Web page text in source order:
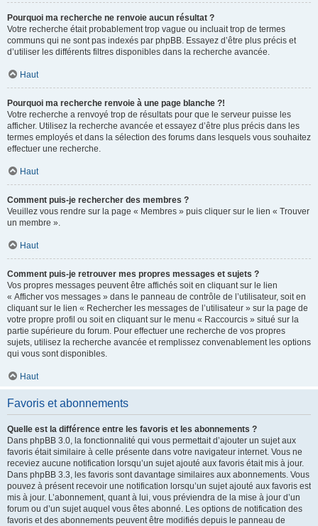
Pourquoi ma recherche ne renvoie aucun résultat ?
Votre recherche était probablement trop vague ou incluait trop de termes
communs qui ne sont pas indexés par phpBB. Essayez d’être plus précis et
d’utiliser les différents filtres disponibles dans la recherche avancée.
Haut
Pourquoi ma recherche renvoie à une page blanche ?!
Votre recherche a renvoyé trop de résultats pour que le serveur puisse les
afficher. Utilisez la recherche avancée et essayez d’être plus précis dans les
termes employés et dans la sélection des forums dans lesquels vous souhaitez
effectuer une recherche.
Haut
Comment puis-je rechercher des membres ?
Veuillez vous rendre sur la page « Membres » puis cliquer sur le lien « Trouver
un membre ».
Haut
Comment puis-je retrouver mes propres messages et sujets ?
Vos propres messages peuvent être affichés soit en cliquant sur le lien
« Afficher vos messages » dans le panneau de contrôle de l’utilisateur, soit en
cliquant sur le lien « Rechercher les messages de l’utilisateur » sur la page de
votre propre profil ou soit en cliquant sur le menu « Raccourcis » situé sur la
partie supérieure du forum. Pour effectuer une recherche de vos propres
sujets, utilisez la recherche avancée et remplissez convenablement les options
qui vous sont disponibles.
Haut
Favoris et abonnements
Quelle est la différence entre les favoris et les abonnements ?
Dans phpBB 3.0, la fonctionnalité qui vous permettait d’ajouter un sujet aux
favoris était similaire à celle présente dans votre navigateur internet. Vous ne
receviez aucune notification lorsqu’un sujet ajouté aux favoris était mis à jour.
Dans phpBB 3.3, les favoris sont davantage similaires aux abonnements. Vous
pouvez à présent recevoir une notification lorsqu’un sujet ajouté aux favoris est
mis à jour. L’abonnement, quant à lui, vous préviendra de la mise à jour d’un
forum ou d’un sujet auquel vous êtes abonné. Les options de notification des
favoris et des abonnements peuvent être modifiés depuis le panneau de